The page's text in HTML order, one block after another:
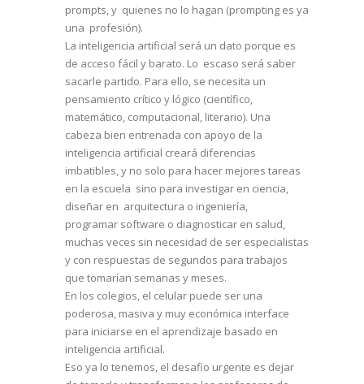
prompts, y quienes no lo hagan (prompting es ya
una profesión).
La inteligencia artificial será un dato porque es
de acceso fácil y barato. Lo escaso será saber
sacarle partido. Para ello, se necesita un
pensamiento crítico y lógico (científico,
matemático, computacional, literario). Una
cabeza bien entrenada con apoyo de la
inteligencia artificial creará diferencias
imbatibles, y no solo para hacer mejores tareas
en la escuela sino para investigar en ciencia,
diseñar en arquitectura o ingeniería,
programar software o diagnosticar en salud,
muchas veces sin necesidad de ser especialistas
y con respuestas de segundos para trabajos
que tomarían semanas y meses.
En los colegios, el celular puede ser una
poderosa, masiva y muy económica interface
para iniciarse en el aprendizaje basado en
inteligencia artificial.
Eso ya lo tenemos, el desafio urgente es dejar